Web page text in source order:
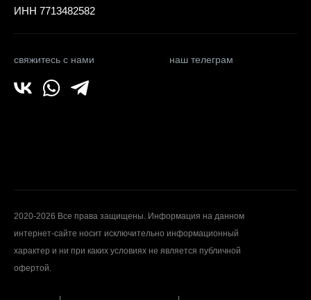
ИНН 7713482582
свяжитесь с нами наш телеграм
2020-2026 Все права защищены. Информация на данном
интернет-сайте носит исключительно информационный
характер и ни при каких условиях не является публичной
офертой.